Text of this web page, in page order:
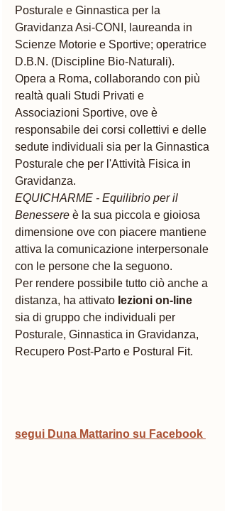
Posturale e Ginnastica per la
Gravidanza Asi-CONI, laureanda in
Scienze Motorie e Sportive; operatrice
D.B.N. (Discipline Bio-Naturali).
Opera a Roma, collaborando con più
realtà quali Studi Privati e
Associazioni Sportive, ove è
responsabile dei corsi collettivi e delle
sedute individuali sia per la Ginnastica
Posturale che per l'Attività Fisica in
Gravidanza.
EQUICHARME - Equilibrio per il
Benessere è la sua piccola e gioiosa
dimensione ove con piacere mantiene
attiva la comunicazione interpersonale
con le persone che la seguono.
Per rendere possibile tutto ciò anche a
distanza, ha attivato lezioni on-line
sia di gruppo che individuali per
Posturale, Ginnastica in Gravidanza,
Recupero Post-Parto e Postural Fit.
segui Duna Mattarino su Facebook